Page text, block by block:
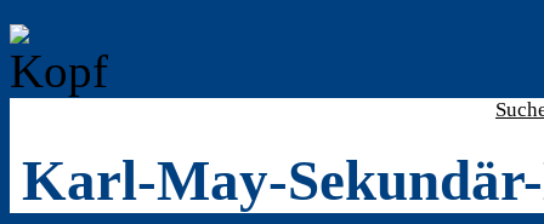
Karl-May-